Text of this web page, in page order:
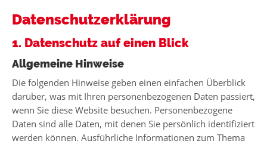
Datenschutz­erklärung
1. Datenschutz auf einen Blick
Allgemeine Hinweise
Die folgenden Hinweise geben einen einfachen Überblick
darüber, was mit Ihren personenbezogenen Daten passiert,
wenn Sie diese Website besuchen. Personenbezogene
Daten sind alle Daten, mit denen Sie persönlich identifiziert
werden können. Ausführliche Informationen zum Thema